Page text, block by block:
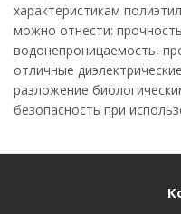
характеристикам
можно отнести:
водонепроницаемость,
отличные
разложение
безопасность при